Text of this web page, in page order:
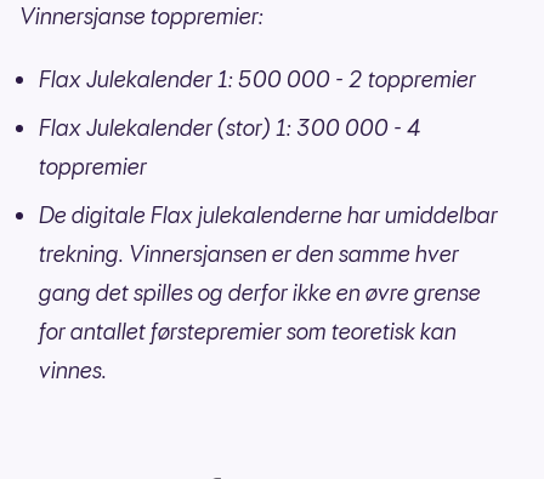
Vinnersjanse toppremier:
Flax Julekalender 1: 500 000 - 2 toppremier
Flax Julekalender (stor) 1: 300 000 - 4
toppremier
De digitale Flax julekalenderne har umiddelbar
trekning. Vinnersjansen er den samme hver
gang det spilles og derfor ikke en øvre grense
for antallet førstepremier som teoretisk kan
vinnes.